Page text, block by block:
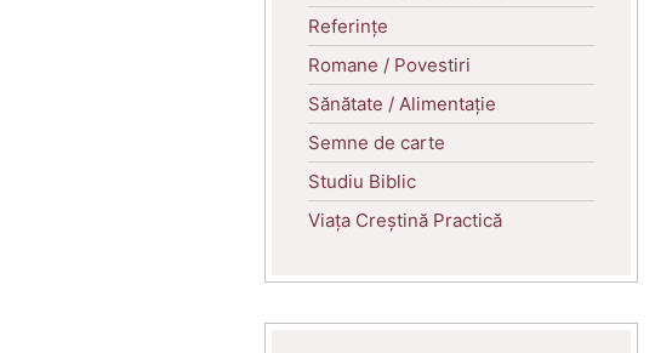
Referințe
Romane / Povestiri
Sănătate / Alimentație
Semne de carte
Studiu Biblic
Viața Creștină Practică